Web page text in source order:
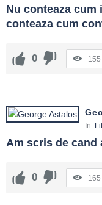
Nu conteaza cum
conteaza cum
0 155
In:
Am scris de cand
0 165